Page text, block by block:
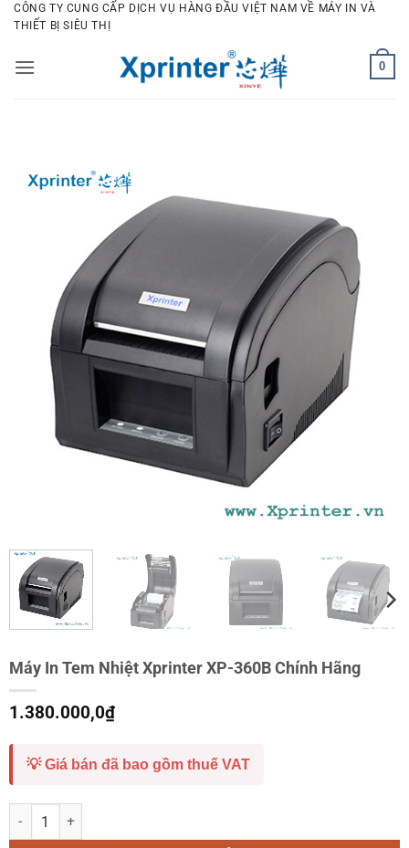
Bỏ
qua
dung
CÔNG TY CUNG CẤP DỊCH VỤ HÀNG ĐẦU VIỆT NAM VỀ MÁY IN VÀ
THIẾT BỊ SIÊU THỊ
0
Máy In Tem Nhiệt Xprinter XP-360B Chính Hãng
1.380.000,0₫
💡 Giá bán đã bao gồm thuế VAT
Máy In Tem Nhiệt Xprinter XP-360B Chính Hãng số lượng